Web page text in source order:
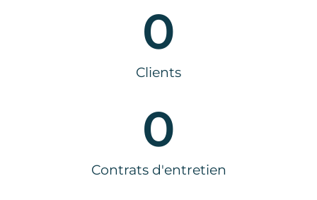
Clients
0
Contrats d'entretien
0